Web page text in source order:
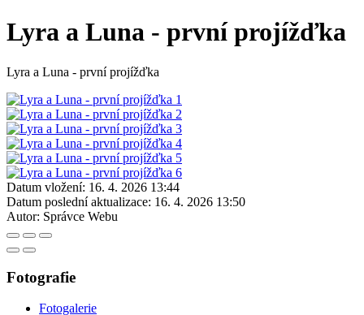
Lyra a Luna - první projížďka
Lyra a Luna - první projížďka
Datum vložení: 16. 4. 2026 13:44
Datum poslední aktualizace: 16. 4. 2026 13:50
Autor: Správce Webu
Fotografie
Fotogalerie